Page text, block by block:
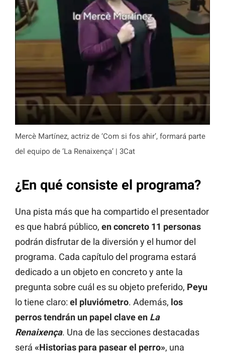
Mercè Martínez, actriz de ‘Com si fos ahir’, formará parte
del equipo de ‘La Renaixença’ | 3Cat
¿En qué consiste el programa?
Una pista más que ha compartido el presentador
es que habrá público, en concreto 11 personas
podrán disfrutar de la diversión y el humor del
programa. Cada capítulo del programa estará
dedicado a un objeto en concreto y ante la
pregunta sobre cuál es su objeto preferido, Peyu
lo tiene claro: el pluviómetro. Además, los
perros tendrán un papel clave en La
Renaixença. Una de las secciones destacadas
será «Historias para pasear el perro», una